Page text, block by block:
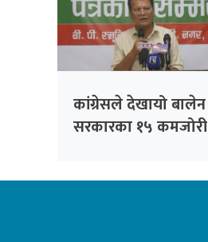
कांग्रेसले देखायो बालेन
सरकारका १५ कमजोरी